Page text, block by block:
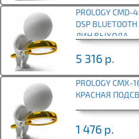
PROLOGY
DSP
ЛИН ВЫХОДА
5 316 р.
PROLOGY CMX-
КРАСНАЯ
1 476 р.